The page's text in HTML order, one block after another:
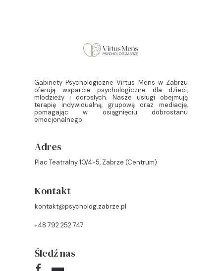
Gabinety Psychologiczne Virtus Mens w Zabrzu
oferują wsparcie psychologiczne dla dzieci,
młodzieży i dorosłych. Nasze usługi obejmują
terapię indywidualną, grupową oraz mediację,
pomagając w osiągnięciu dobrostanu
emocjonalnego.
Śledź nas
Adres
Plac Teatralny 10/4-5, Zabrze (Centrum)
Kontakt
+48 792 252 747
kontakt@psycholog.zabrze.pl